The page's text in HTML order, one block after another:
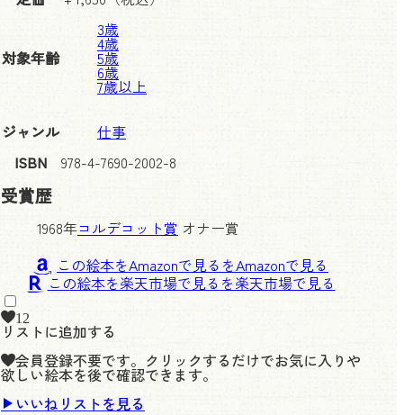
対象年齢
3歳
4歳
5歳
6歳
7歳以上
ジャンル
仕事
ISBN
978-4-7690-2002-8
受賞歴
1968年コルデコット賞 オナー賞
この絵本をAmazonで見る
この絵本を楽天市場で見る
12
リストに追加する
会員登録不要です。クリックするだけでお気に入りや
欲しい絵本を後で確認できます。
いいねリストを見る